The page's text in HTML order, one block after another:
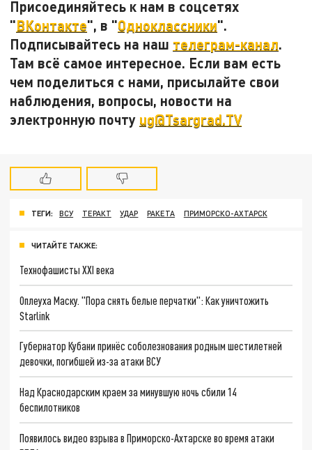
Присоединяйтесь к нам в соцсетях
"ВКонтакте", в "Одноклассники".
Подписывайтесь на наш телеграм-канал.
Там всё самое интересное. Если вам есть
чем поделиться с нами, присылайте свои
наблюдения, вопросы, новости на
электронную почту ug@Tsargrad.TV
ТЕГИ: ВСУ ТЕРАКТ УДАР РАКЕТА ПРИМОРСКО-АХТАРСК
ЧИТАЙТЕ ТАКЖЕ:
Технофашисты XXI века
Оплеуха Маску. "Пора снять белые перчатки": Как уничтожить
Starlink
Губернатор Кубани принёс соболезнования родным шестилетней
девочки, погибшей из-за атаки ВСУ
Над Краснодарским краем за минувшую ночь сбили 14
беспилотников
Появилось видео взрыва в Приморско-Ахтарске во время атаки